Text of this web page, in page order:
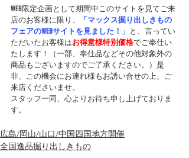
WEB限定企画として期間中このサイトを見てご来
店のお客様に限り、
「マックス掘り出しきもの
フェアのWEBサイトを見ました！」 と、言ってい
ただいたお客様はお得意様特別価格でご奉仕い
たします！（一部、奉仕品などその他対象外の
商品もございますのでご了承ください。）是
非、この機会にお連れ様もお誘い合せの上、ご
来店くださいませ。
スタッフ一同、心よりお待ち申し上げておりま
す。
広島/岡山/山口/中国四国地方開催
全国逸品掘り出しきもの